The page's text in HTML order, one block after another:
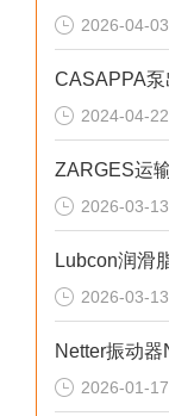
2026-04-03
2024-04-22
2026-03-13
2026-03-13
2026-01-17